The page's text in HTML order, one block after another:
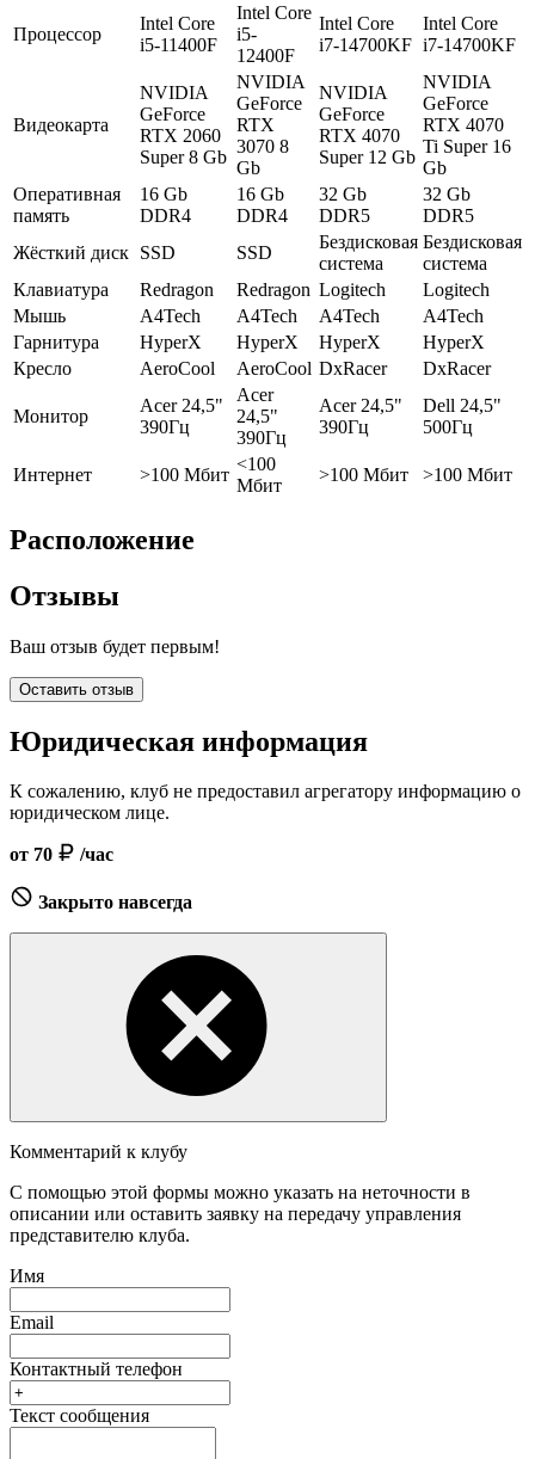
Процессор
Intel Core
i5-11400F
Intel Core
i5-
12400F
Intel Core
i7-14700KF
Intel Core
i7-14700KF
Видеокарта
NVIDIA
GeForce
RTX 2060
Super 8 Gb
NVIDIA
GeForce
RTX
3070 8
Gb
NVIDIA
GeForce
RTX 4070
Super 12 Gb
NVIDIA
GeForce
RTX 4070
Ti Super 16
Gb
Оперативная
память
16 Gb
DDR4
16 Gb
DDR4
32 Gb
DDR5
32 Gb
DDR5
Жёсткий диск SSD SSD
Бездисковая
система
Бездисковая
система
Клавиатура
Redragon Redragon Logitech
Logitech
Мышь
A4Tech A4Tech A4Tech
A4Tech
Гарнитура
HyperX HyperX HyperX
HyperX
Кресло
AeroCool AeroCool DxRacer DxRacer
Монитор
Acer 24,5"
390Гц
Acer
24,5"
390Гц
Acer 24,5"
390Гц
Dell 24,5"
500Гц
Интернет >100 Мбит
<100
Мбит
>100 Мбит >100 Мбит
Расположение
Отзывы
Ваш отзыв будет первым!
Оставить отзыв
Юридическая информация
К сожалению, клуб не предоставил агрегатору информацию о
юридическом лице.
от 70 /час
Закрыто навсегда
Комментарий к клубу
С помощью этой формы можно указать на неточности в
описании или оставить заявку на передачу управления
представителю клуба.
Имя
Email
Контактный телефон
Текст сообщения